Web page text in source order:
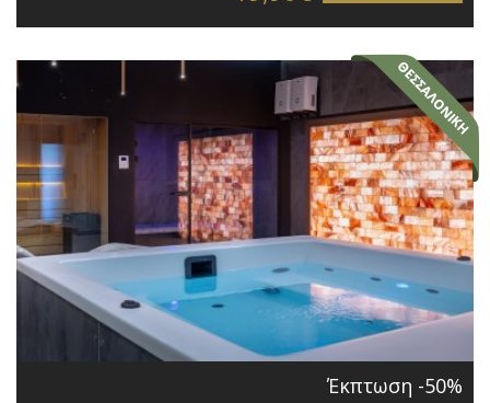
Έκπτωση -50%